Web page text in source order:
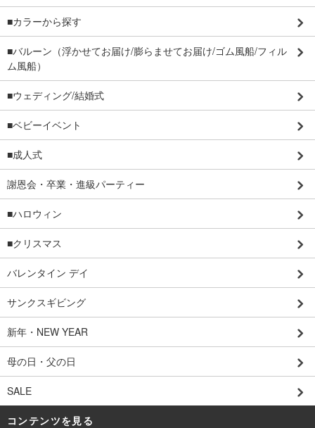
■カラーから探す
■バルーン（浮かせてお届け/膨らませてお届け/ゴム風船/フィル
ム風船）
■ウェディング/結婚式
■ベビーイベント
■成人式
謝恩会・卒業・進級パーティー
■ハロウィン
■クリスマス
バレンタイン デイ
サンクスギビング
新年・NEW YEAR
母の日・父の日
SALE
コンテンツを見る